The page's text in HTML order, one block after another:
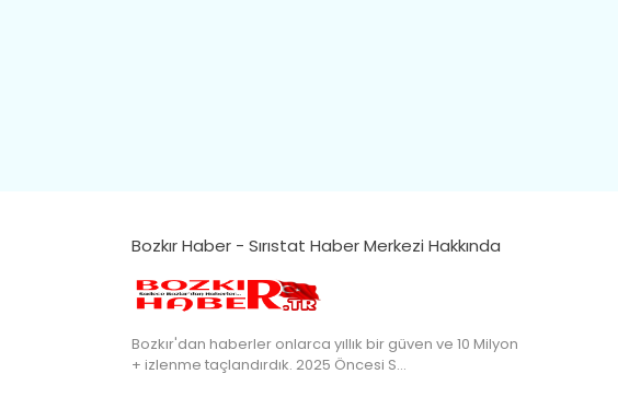
Bozkır Haber - Sırıstat Haber Merkezi Hakkında
Bozkır'dan haberler onlarca yıllık bir güven ve 10 Milyon
+ izlenme taçlandırdık. 2025 Öncesi S…